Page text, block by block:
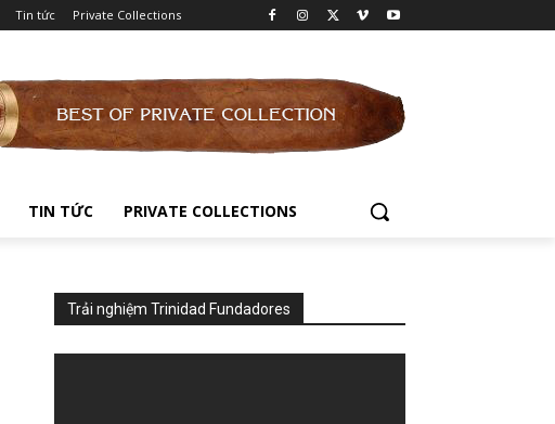
Tin tức Private Collections
TIN TỨC PRIVATE COLLECTIONS
Trải nghiệm Trinidad Fundadores